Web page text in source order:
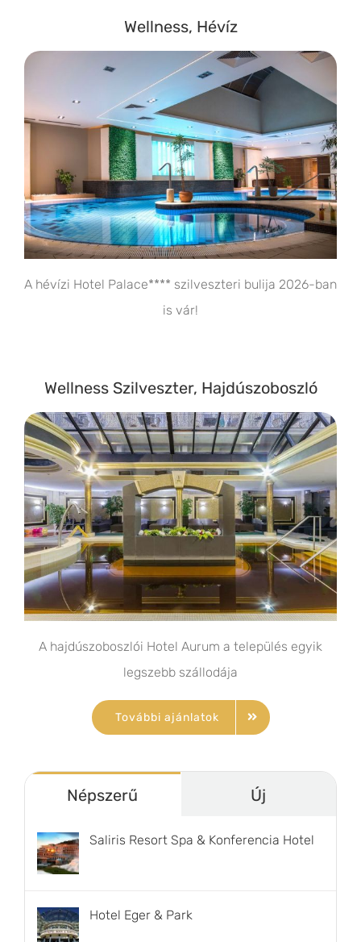
Wellness, Hévíz
A hévízi Hotel Palace**** szilveszteri bulija 2026-ban
is vár!
Wellness Szilveszter, Hajdúszoboszló
A hajdúszoboszlói Hotel Aurum a település egyik
legszebb szállodája
További ajánlatok
Népszerű Új
Saliris Resort Spa & Konferencia Hotel
Hotel Eger & Park